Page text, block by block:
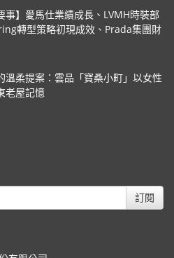
事】愛馬仕業績成長、LVMH時裝部
轉型策略初現成效、Prada集團財
溫柔提案：雲品「寶桑小町」以女性
老屋記憶
訂閱